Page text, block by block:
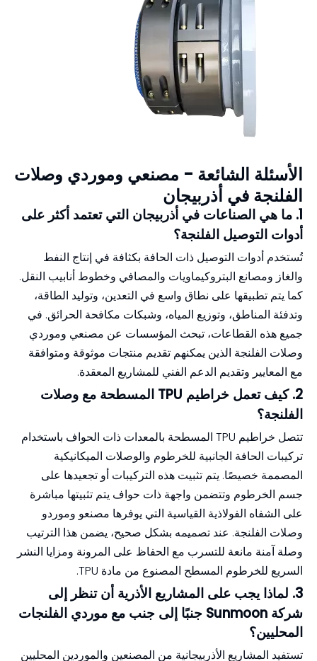
الأسئلة الشائعة - مصنعي وموردي وصلات
الفلنجة في أذربيجان
1. ما هي الصناعات في أذربيجان التي تعتمد أكثر على
أدوات التوصيل الفلنجة؟
تُستخدم أدوات التوصيل ذات الحافة بكثافة في إنتاج النفط
والغاز ومصانع البتروكيماويات والمصافي وخطوط أنابيب النقل.
كما يتم تطبيقها على نطاق واسع في التعدين، وتوليد الطاقة،
وتدفئة المناطق، وتوزيع المياه، وشبكات مكافحة الحرائق. في
جميع هذه القطاعات، تبحث المؤسسات عن مصنعي وموردي
وصلات الفلنجة الذين يمكنهم تقديم منتجات موثوقة ومتوافقة
مع المعايير وتقديم الدعم الفني للمشاريع المعقدة.
2. كيف تعمل خراطيم TPU المسطحة مع وصلات
الفلنجة؟
تتصل خراطيم TPU المسطحة بالمعدات ذات الحواف باستخدام
تركيبات الحافة الجانبية للخرطوم والوصلات الميكانيكية
المصممة خصيصًا. يتم تثبيت هذه التركيبات أو تجعيدها على
جسم الخرطوم وتتضمن واجهة ذات حواف يتم تثبيتها مباشرة
على الشفاه الفولاذية القياسية التي يوفرها مصنعو وموردو
وصلات الفلنجة. عند تصميمه بشكل صحيح، يضمن هذا الترتيب
وصلة آمنة مانعة للتسرب مع الحفاظ على المرونة ومزايا النشر
السريع للخرطوم المسطح المصنوع من مادة TPU.
3. لماذا يجب على المشاريع الأذرية أن تنظر إلى
شركة Sunmoon جنبًا إلى جنب مع موردي الفلنجات
المحليين؟
تستفيد المشاريع الأذربيجانية من المصنعين والموردين المحليين